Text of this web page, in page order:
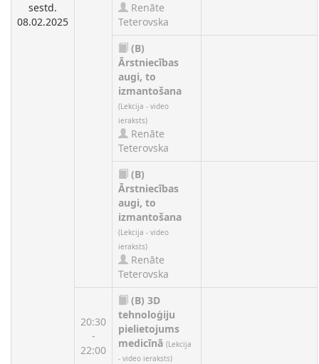
sestd.
08.02.2025
Renāte
Teterovska
(B)
Ārstniecības
augi, to
izmantošana
(Lekcija - video
ieraksts)
Renāte
Teterovska
(B)
Ārstniecības
augi, to
izmantošana
(Lekcija - video
ieraksts)
Renāte
Teterovska
20:30
-
22:00
(B) 3D
tehnoloģiju
pielietojums
medicīnā (Lekcija
- video ieraksts)